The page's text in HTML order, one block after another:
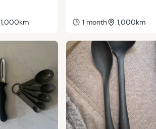
1,000km 1 month 1,000km